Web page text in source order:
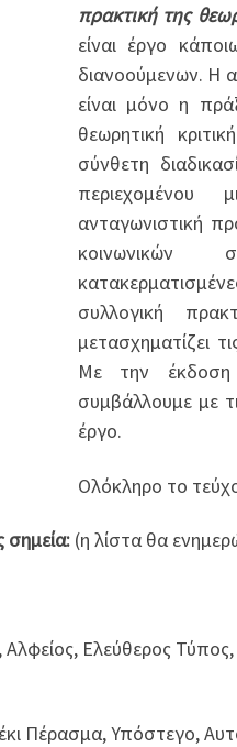
πρακτική της
είναι έργο
διανοούμενων. Η
είναι μόνο η
θεωρητική
σύνθετη
ανταγωνιστική
κοινωνικών
συλλογική
μετασχηματίζει
Με την
συμβάλλουμε με
έργο.
Ολόκληρο το
σημεία: (η λίστα θα
Ελεύθερος
Πέρασμα, Υπόστεγο,